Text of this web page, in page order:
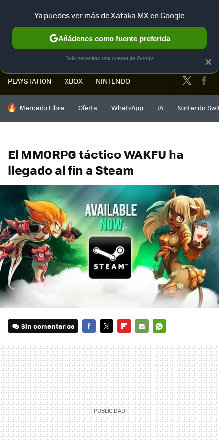
PLAYSTATION XBOX NINTENDO Twitter
HOY SE HABLA DE
Mercado Libre Oferta WhatsApp IA Nintendo
El MMORPG táctico WAKFU ha
llegado al fin a Steam
Sin comentarios
MAIL
×
Ya puedes ver más de Xataka MX en Google
Añádenos como fuente preferida
Solo necesitas una cuenta de Google